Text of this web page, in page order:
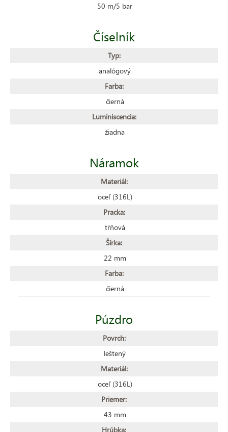
50 m/5 bar
Číselník
Typ:
analógový
Farba:
čierná
Luminiscencia:
žiadna
Náramok
Materiál:
oceľ (316L)
Pracka:
tŕňová
Šírka:
22 mm
Farba:
čierná
Púzdro
Povrch:
leštený
Materiál:
oceľ (316L)
Priemer:
43 mm
Hrúbka: